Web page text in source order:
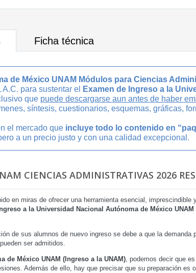
Ficha técnica
de México UNAM Módulos para Ciencias
para sustentar el
Examen de Ingreso a la
que puede descargarse aun antes de haber
síntesis, cuestionarios, esquemas, gráficas,
el mercado que incluye todo lo contenido en
a un precio justo y con una calidad excepcional.
CIENCIAS ADMINISTRATIVAS 2026
en miras de ofrecer una herramienta esencial,
a la Universidad Nacional Autónoma de México UNAM
de sus alumnos de nuevo ingreso se debe a que la
ser admitidos.
de México UNAM (Ingreso a la UNAM), podemos decir que
Además de ello, hay que precisar que su preparación es